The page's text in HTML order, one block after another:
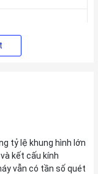
tỷ lệ khung hình lớn
kết cấu kính
vẫn có tần số quét